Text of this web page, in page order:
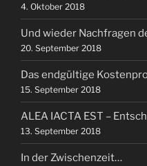
4. Oktober 2018
Und wieder Nachfragen
20. September 2018
Das endgültige
15. September 2018
ALEA IACTA EST –
13. September 2018
In der Zwischenzeit…